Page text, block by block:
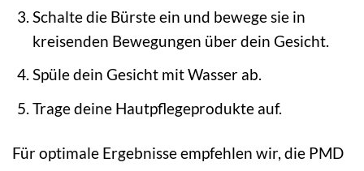
Schalte die Bürste ein und bewege sie in
kreisenden Bewegungen über dein Gesicht.
Spüle dein Gesicht mit Wasser ab.
Trage deine Hautpflegeprodukte auf.
Für optimale Ergebnisse empfehlen wir, die PMD